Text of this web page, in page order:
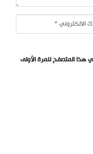
هذا المتصفح للمرة الأولى